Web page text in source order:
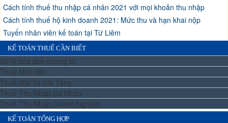
Cách tính thuế thu nhập cá nhân 2021 với mọi khoản thu nhập
Cách tính thuế hộ kinh doanh 2021: Mức thu và hạn khai nộp
Tuyển nhân viên kế toán tại Từ Liêm
KẾ TOÁN THUẾ CẦN BIẾT
Xử lý hóa đơn chứng từ
Thuế Môn Bài
Thuế Giá Trị Gia Tăng
Thuế Thu Nhập Cá Nhân
Thuế Thu Nhập Doanh Nghiệp
KẾ TOÁN TỔNG HỢP